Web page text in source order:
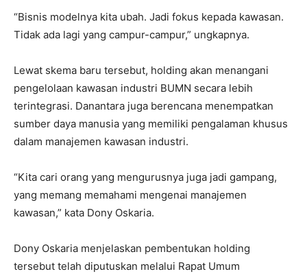
“Bisnis modelnya kita ubah. Jadi fokus kepada kawasan.
Tidak ada lagi yang campur-campur,” ungkapnya.
Lewat skema baru tersebut, holding akan menangani
pengelolaan kawasan industri BUMN secara lebih
terintegrasi. Danantara juga berencana menempatkan
sumber daya manusia yang memiliki pengalaman khusus
dalam manajemen kawasan industri.
“Kita cari orang yang mengurusnya juga jadi gampang,
yang memang memahami mengenai manajemen
kawasan,” kata Dony Oskaria.
Dony Oskaria menjelaskan pembentukan holding
tersebut telah diputuskan melalui Rapat Umum